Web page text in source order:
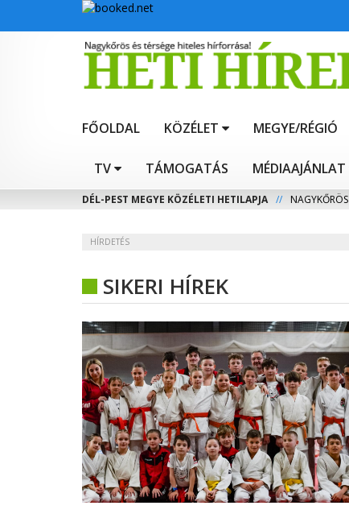
FŐOLDAL KÖZÉLET MEGYE/RÉGIÓ
TV TÁMOGATÁS MÉDIAAJÁNLAT
DÉL-PEST MEGYE KÖZÉLETI HETILAPJA // NAGYKŐRÖS
HÍRDETÉS
SIKERI HÍREK